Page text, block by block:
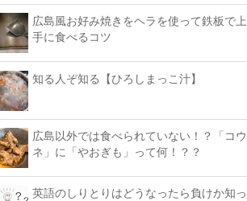
広島風お好み焼きをヘラを使って鉄板で上
手に食べるコツ
知る人ぞ知る【ひろしまっこ汁】
広島以外では食べられていない！？「コウ
ネ」に「やおぎも」って何！？？
英語のしりとりはどうなったら負けか知っ